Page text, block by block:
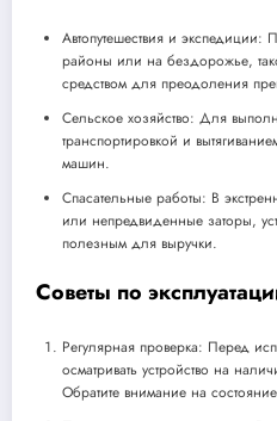
Автопутешествия и экспедиции:
районы или на бездорожье,
средством для преодоления
Сельское хозяйство: Для
транспортировкой и
машин.
Спасательные работы: В
или непредвиденные заторы,
полезным для выручки.
Советы по
Регулярная проверка: Перед
осматривать устройство на
Обратите внимание на